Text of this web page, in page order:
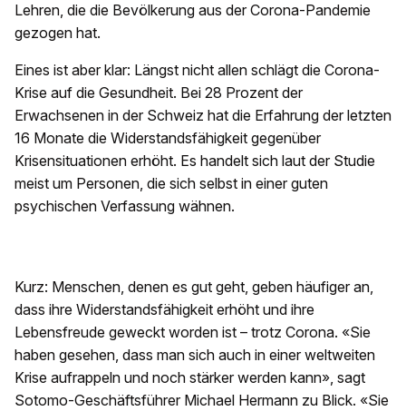
Lehren, die die Bevölkerung aus der Corona-Pandemie
gezogen hat.
Eines ist aber klar: Längst nicht allen schlägt die Corona-
Krise auf die Gesundheit. Bei 28 Prozent der
Erwachsenen in der Schweiz hat die Erfahrung der letzten
16 Monate die Widerstandsfähigkeit gegenüber
Krisensituationen erhöht. Es handelt sich laut der Studie
meist um Personen, die sich selbst in einer guten
psychischen Verfassung wähnen.
Kurz: Menschen, denen es gut geht, geben häufiger an,
dass ihre Widerstandsfähigkeit erhöht und ihre
Lebensfreude geweckt worden ist – trotz Corona. «Sie
haben gesehen, dass man sich auch in einer weltweiten
Krise aufrappeln und noch stärker werden kann», sagt
Sotomo-Geschäftsführer Michael Hermann zu Blick. «Sie